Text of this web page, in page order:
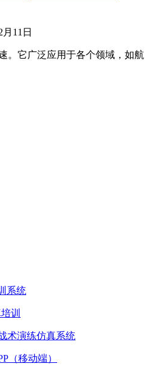
月11日
。它广泛应用于各个领域，如航
系统
训
术演练仿真系统
（移动端）